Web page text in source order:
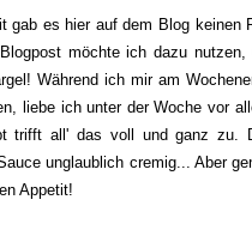
gab es hier auf dem Blog
möchte ich dazu
Während ich mir am
liebe ich unter der Woche vor
trifft all' das voll und ganz zu.
unglaublich cremig... Aber
Appetit!